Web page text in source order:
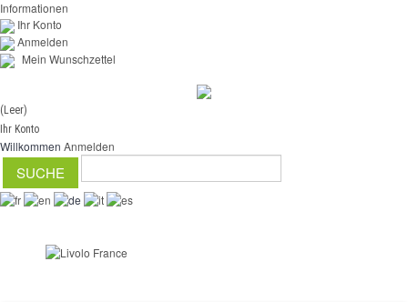
Informationen
Ihr Konto
Anmelden
Mein Wunschzettel
(Leer)
Ihr Konto
Willkommen Anmelden